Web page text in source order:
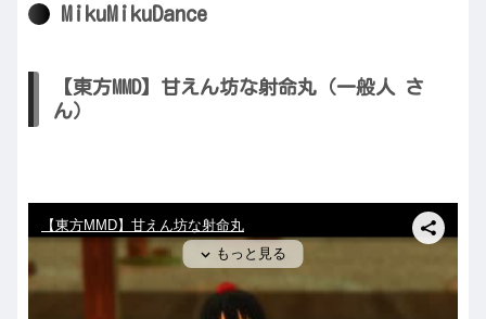
MikuMikuDance
【東方MMD】甘えん坊な射命丸（一般人 さ
ん）